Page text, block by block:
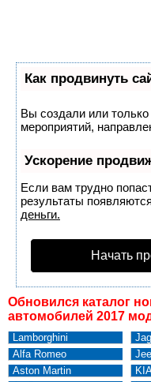
Как продвинуть
Вы создали или только
мероприятий,
Ускорение
Если вам трудно
результаты
деньги.
Начать
Обновился каталог
автомобилей 2017
Lamborghini
Alfa Romeo
Aston Martin